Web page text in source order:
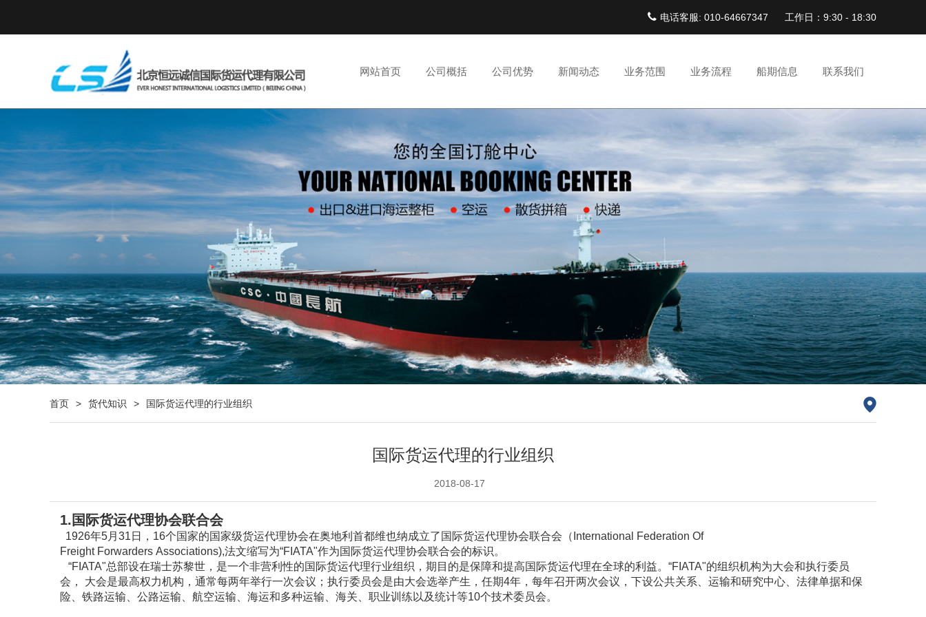
电话客服: 010-64667347 工作日：9:30 - 18:30
网站首页 公司概括 公司优势 新闻动态 业务范围 业务流程 船期信息 联系我们
首页 > 货代知识 > 国际货运代理的行业组织
国际货运代理的行业组织
2018-08-17
1.国际货运代理协会联合会
1926年5月31日，16个国家的国家级货运代理协会在奥地利首都维也纳成立了国际货运代理协会联合会 （International Federation Of
Freight Forwarders Associations),法文缩写为“FIATA"作为国际货运代理协会联合会的标识。
“FIATA"总部设在瑞士苏黎世，是一个非营利性的国际货运代理行业组织，期目的是保障和提高国际货运代理在全球的利益。“FIATA"的组织机构为大会和执行委员
会， 大会是最高权力机构，通常每两年举行一次会议；执行委员会是由大会选举产生， 任期4年，每年召开两次会议，下设公共关系、运输和研究中心、法律单据和保
险、 铁路运输、公路运输、航空运输、海运和多种运输、海关、职业训练以及统计等10个技术委员会。